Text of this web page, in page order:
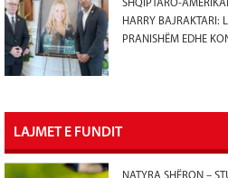
SHQIPTARO-
HARRY BAJRAKTARI:
PRANISHËM EDHE
LAJMET E FUNDIT